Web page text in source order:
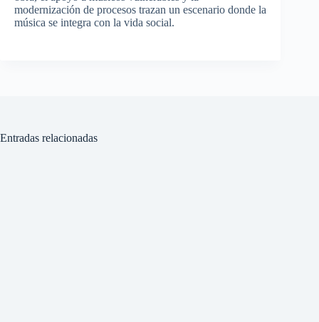
modernización de procesos trazan un escenario donde la
música se integra con la vida social.
Entradas relacionadas